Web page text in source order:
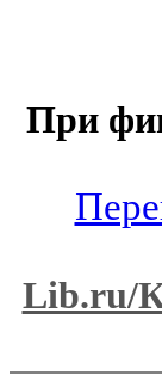
При
Lib.ru/